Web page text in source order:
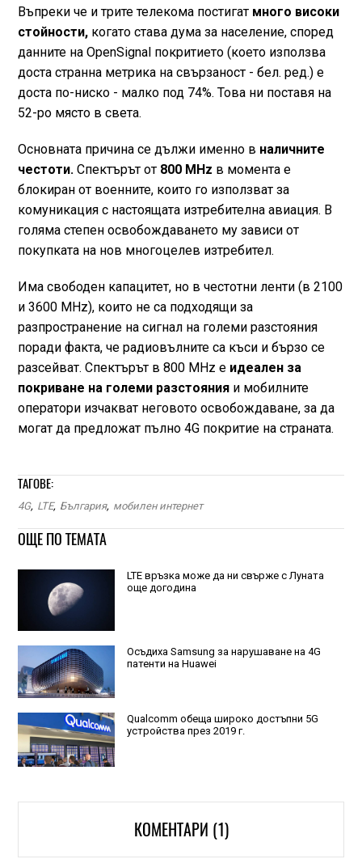
Въпреки че и трите телекома постигат много високи
стойности,когато става дума за население, според
данните на OpenSignal покритието (което използва
доста странна метрика на свързаност - бел. ред.) е
доста по-ниско - малко под 74%. Това ни поставя на
52-ро място в света.
Основната причина се дължи именно в наличните
честоти.Спектърът от 800 MHz в момента е
блокиран от военните, които го използват за
комуникация с настоящата изтребителна авиация. В
голяма степен освобождаването му зависи от
покупката на нов многоцелев изтребител.
Има свободен капацитет, но в честотни ленти (в 2100
и 3600 MHz), които не са подходящи за
разпространение на сигнал на големи разстояния
поради факта, че радиовълните са къси и бързо се
разсейват. Спектърът в 800 MHz е идеален за
покриване на големи разстоянияи мобилните
оператори изчакват неговото освобождаване, за да
могат да предложат пълно 4G покритие на страната.
ТАГОВЕ:
4G, LTE, България, мобилен интернет
ОЩЕ ПО ТЕМАТА
LTE връзка може да ни свърже с Луната
още догодина
Осъдиха Samsung за нарушаване на 4G
патенти на Huawei
Qualcomm обеща широко достъпни 5G
устройства през 2019 г.
КОМЕНТАРИ (1)